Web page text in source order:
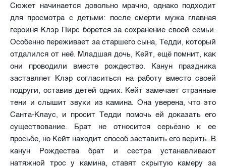
Сюжет начинается довольно мрачно, однако подходит
для просмотра с детьми: после смерти мужа главная
героиня Клэр Пирс борется за сохранение своей семьи.
Особенно переживает за старшего сына, Тедди, который
отдалился от неё. Младшая дочь, Кейт, ещё помнит, как
они проводили вместе рождество. Канун праздника
заставляет Клэр согласиться на работу вместо своей
подруги, оставив детей одних. Кейт замечает странные
тени и слышит звуки из камина. Она уверена, что это
Санта-Клаус, и просит Тедди помочь ей доказать его
существование. Брат не относится серьёзно к ее
просьбе, но Кейт находит способ заставить его верить. В
канун Рождества брат и сестра устанавливают
натяжной трос у камина, ставят скрытую камеру за